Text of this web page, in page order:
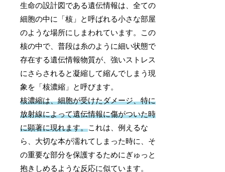
生命の設計図である遺伝情報は、全ての
細胞の中に「核」と呼ばれる小さな部屋
のような場所にしまわれています。この
核の中で、普段は糸のように細い状態で
存在する遺伝情報物質が、強いストレス
にさらされると凝縮して縮んでしまう現
象を「核濃縮」と呼びます。
核濃縮は、細胞が受けたダメージ、特に
放射線によって遺伝情報に傷がついた時
に顕著に現れます。これは、例えるな
ら、大切な本が濡れてしまった時に、そ
の重要な部分を保護するためにぎゅっと
抱きしめるような反応に似ています。